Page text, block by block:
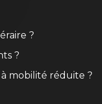
?
?
mobilité réduite ?